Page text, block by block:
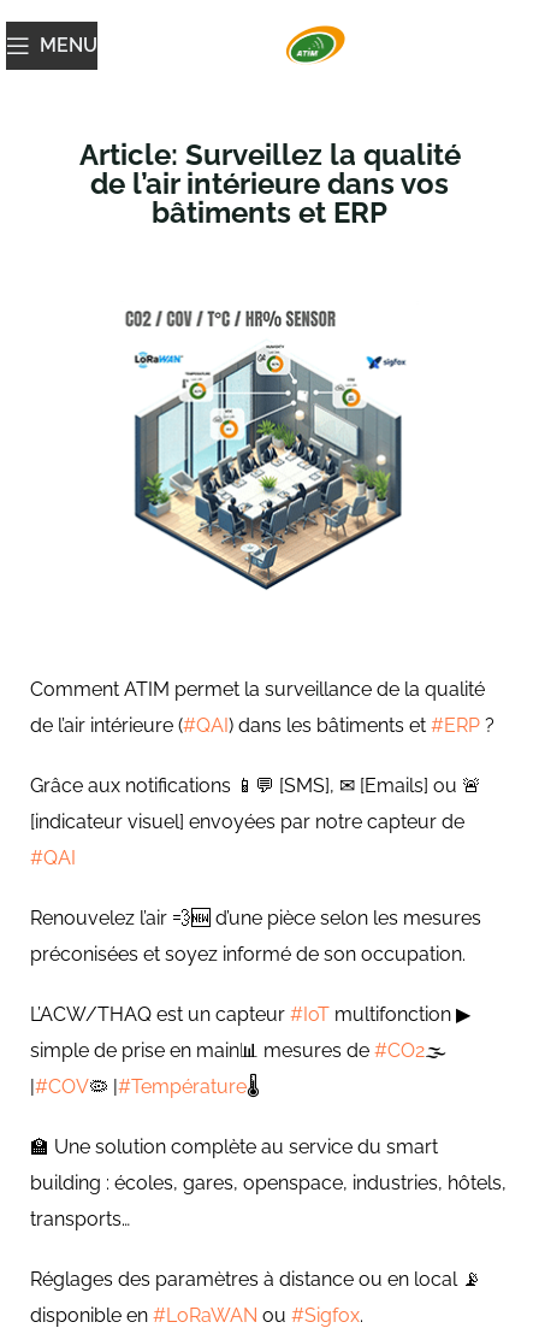
MENU
Article: Surveillez la qualité
de l’air intérieure dans vos
bâtiments et ERP
Comment ATIM permet la surveillance de la qualité
de l’air intérieure (#QAI) dans les bâtiments et #ERP ?
Grâce aux notifications 📱💬 [SMS], ✉ [Emails] ou 🚨
[indicateur visuel] envoyées par notre capteur de
#QAI
Renouvelez l’air 💨🆕 d’une pièce selon les mesures
préconisées et soyez informé de son occupation.
L’ACW/THAQ est un capteur #IoT multifonction ▶
simple de prise en main📊 mesures de #CO2🌫️
|#COV🦠 |#Température🌡️
🏫 Une solution complète au service du smart
building : écoles, gares, openspace, industries, hôtels,
transports…
Réglages des paramètres à distance ou en local 📡
disponible en #LoRaWAN ou #Sigfox.